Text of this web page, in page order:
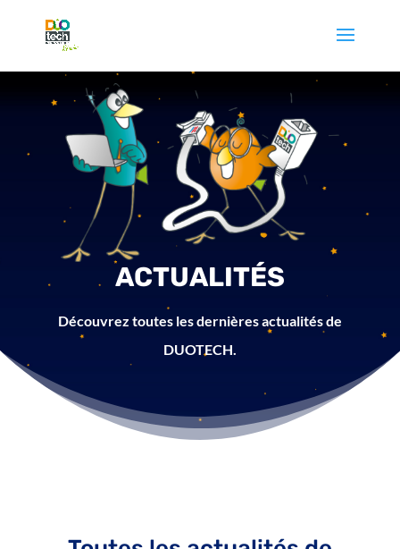
ACTUALITÉS
Découvrez toutes les dernières actualités de
DUOTECH.